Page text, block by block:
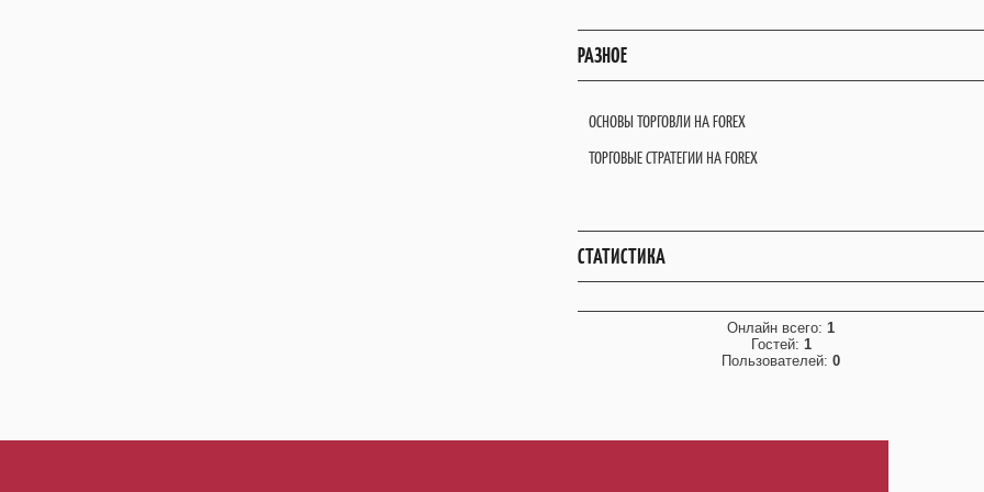
РАЗНОЕ
ОСНОВЫ ТОРГОВЛИ НА FOREX
ТОРГОВЫЕ СТРАТЕГИИ НА FOREX
СТАТИСТИКА
Онлайн всего: 1
Гостей: 1
Пользователей: 0